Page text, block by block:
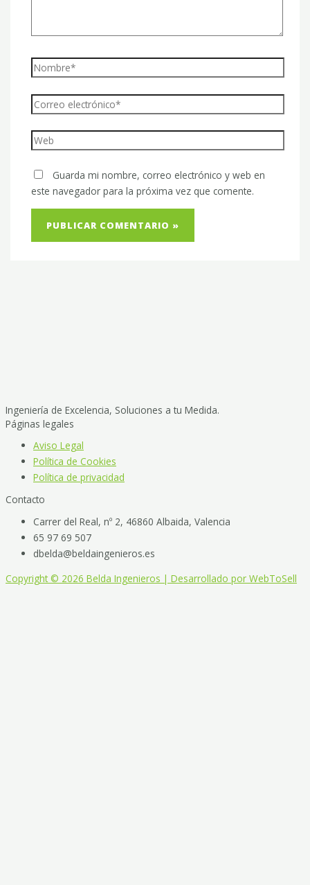
Guarda mi nombre, correo electrónico y web en
este navegador para la próxima vez que comente.
Ingeniería de Excelencia, Soluciones a tu Medida.
Páginas legales
Aviso Legal
Política de Cookies
Política de privacidad
Contacto
Carrer del Real, nº 2, 46860 Albaida, Valencia
65 97 69 507
dbelda@beldaingenieros.es
Copyright © 2026 Belda Ingenieros | Desarrollado por WebToSell